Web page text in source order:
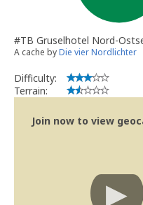
#TB Gruselhotel Nord-
A cache byDie vier Nordlichter
Difficulty:
Terrain:
Join now to view